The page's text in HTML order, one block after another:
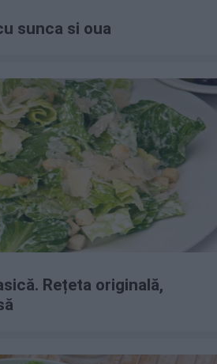
sunca si oua
Rețeta originală,